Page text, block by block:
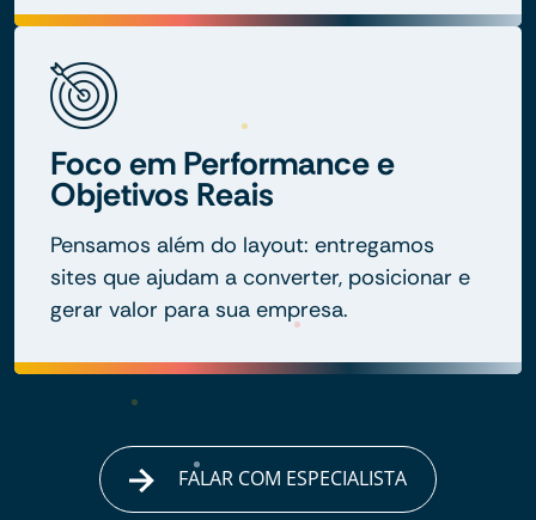
Foco em Performance e
Objetivos Reais
Pensamos além do layout: entregamos
sites que ajudam a converter, posicionar e
gerar valor para sua empresa.
FALAR COM ESPECIALISTA